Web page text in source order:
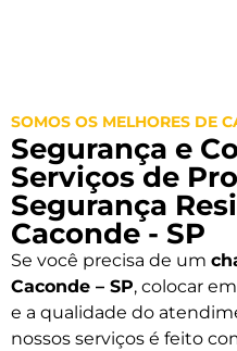
SOMOS OS MELHORES DE
Segurança e
Serviços de
Segurança
Caconde - SP
Se você precisa de um
Caconde – SP, colocar
e a qualidade do
nossos serviços é feito